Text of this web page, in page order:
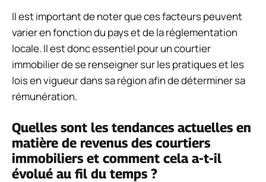
Il est important de noter que ces facteurs peuvent
varier en fonction du pays et de la réglementation
locale. Il est donc essentiel pour un courtier
immobilier de se renseigner sur les pratiques et les
lois en vigueur dans sa région afin de déterminer sa
rémunération.
Quelles sont les tendances actuelles en
matière de revenus des courtiers
immobiliers et comment cela a-t-il
évolué au fil du temps ?